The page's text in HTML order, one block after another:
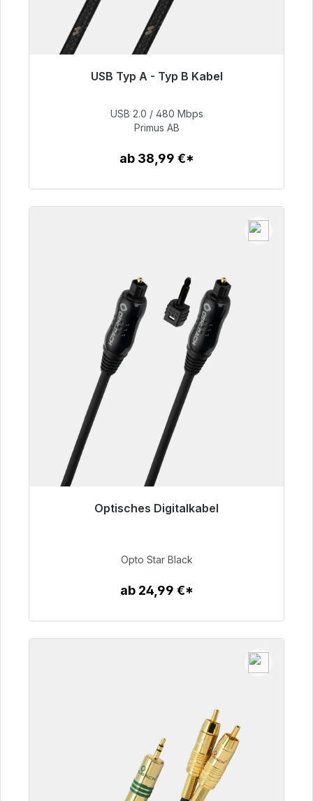
USB Typ A - Typ B Kabel
76,99 €
USB 2.0 / 480 Mbps
Primus AB
ab 38,99 €*
Optisches Digitalkabel
93,00 €
Opto Star Black
ab 24,99 €*